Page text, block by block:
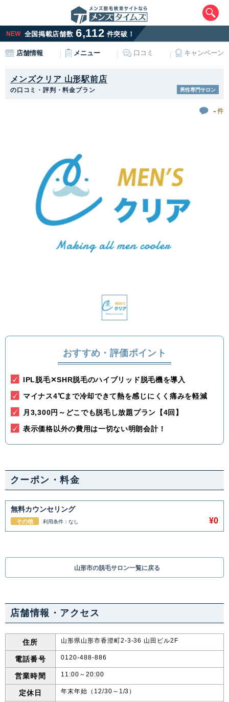
NEW 全国掲載店舗数 6,112 件突破！
店舗情報 メニュー 口コミ キャンペーン
メンズクリア 山形駅前店
の口コミ・評判・料金プラン 男性専門サロン
- 件
おすすめ・評価ポイント
IPL脱毛✕SHR脱毛のハイブリッド脱毛機を導入
マイナス4℃まで冷却できて熱を感じにくく痛みを軽減
月3,300円～どこでも脱毛し放題プラン【4回】
表示価格以外の費用は一切ない明朗会計！
クーポン・料金
無料カウンセリング
その他 利用条件：なし ¥0
山形市の脱毛サロン一覧に戻る
店舗情報・アクセス
住所 山形県山形市香澄町2-3-36 山田ビル2F
電話番号 0120-488-886
営業時間 11:00～20:00
定休日 年末年始（12/30～1/3）
北海道・東北
北海道 青森県 岩手県 宮城県
秋田県 山形県 福島県
長野県 岐阜県
愛知県
関西
滋賀県 京都府 大阪府
中国・四国
鳥取県 島根県
山口県 徳島県 香川県 愛媛県
福岡県 佐賀県 長崎県 熊本県